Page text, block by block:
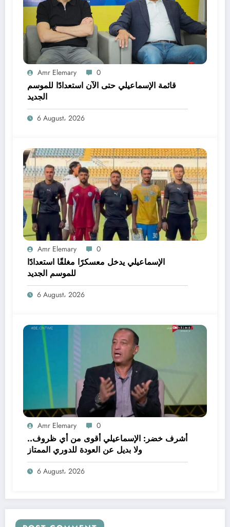
Amr Elemary 0
قائمة الإسماعيلي حتى الآن استعدادًا للموسم
الجديد
6 August، 2026
Amr Elemary 0
الإسماعيلي يدخل معسكرًا مغلقًا استعدادًا
للموسم الجديد
6 August، 2026
Amr Elemary 0
أشرف خضر: الإسماعيلي أقوى من أي ظروف..
ولا بديل عن العودة للدوري الممتاز
6 August، 2026